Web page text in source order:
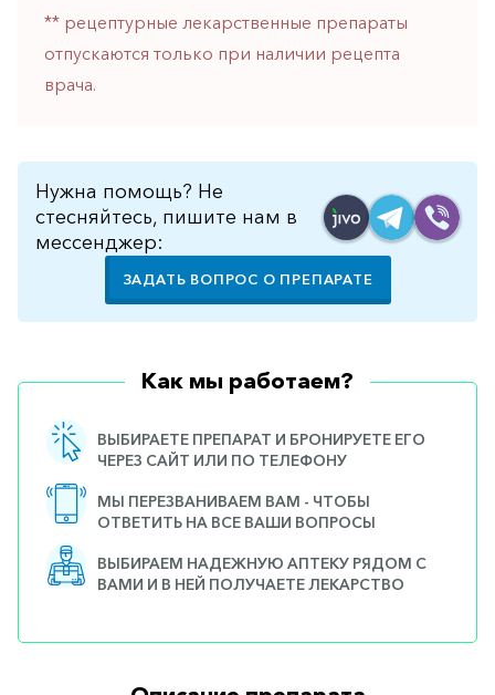
** рецептурные лекарственные препараты
отпускаются только при наличии рецепта
врача.
Нужна помощь? Не
стесняйтесь, пишите нам в
мессенджер:
ЗАДАТЬ ВОПРОС О ПРЕПАРАТЕ
Как мы работаем?
ВЫБИРАЕТЕ ПРЕПАРАТ И БРОНИРУЕТЕ ЕГО
ЧЕРЕЗ САЙТ ИЛИ ПО ТЕЛЕФОНУ
МЫ ПЕРЕЗВАНИВАЕМ ВАМ - ЧТОБЫ
ОТВЕТИТЬ НА ВСЕ ВАШИ ВОПРОСЫ
ВЫБИРАЕМ НАДЕЖНУЮ АПТЕКУ РЯДОМ С
ВАМИ И В НЕЙ ПОЛУЧАЕТЕ ЛЕКАРСТВО